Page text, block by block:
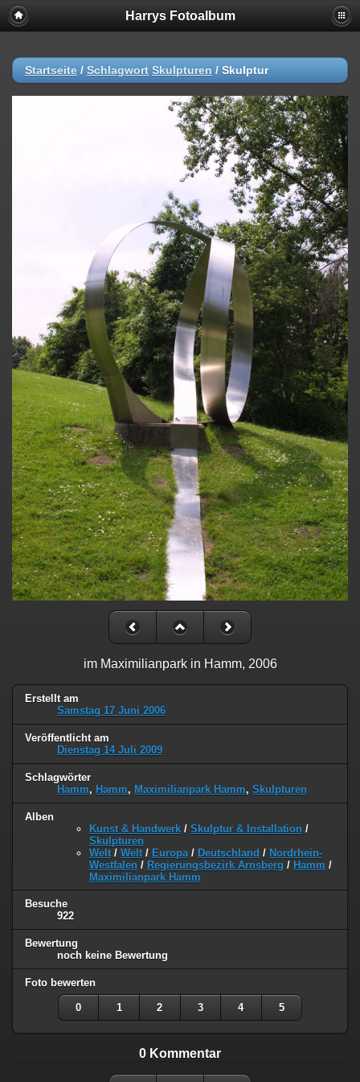
Harrys Fotoalbum
Startseite / Schlagwort Skulpturen / Skulptur
im Maximilianpark in Hamm, 2006
Erstellt am
Samstag 17 Juni 2006
Veröffentlicht am
Dienstag 14 Juli 2009
Schlagwörter
Hamm, Hamm, Maximilianpark Hamm, Skulpturen
Alben
Kunst & Handwerk / Skulptur & Installation /
Skulpturen
Welt / Welt / Europa / Deutschland / Nordrhein-
Westfalen / Regierungsbezirk Arnsberg / Hamm /
Maximilianpark Hamm
Besuche
922
Bewertung
noch keine Bewertung
Foto bewerten
0 1 2 3 4 5
0 Kommentar